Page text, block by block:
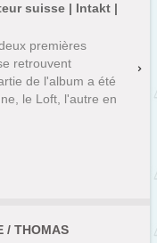
suisse | Intakt |
premières
retrouvent
de l'album a été
le Loft, l'autre en
/ THOMAS